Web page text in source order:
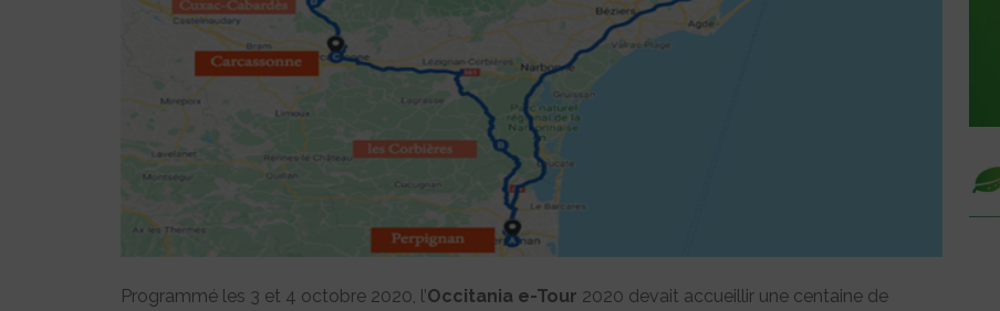
Programmé les 3 et 4 octobre 2020, l’Occitania e-Tour 2020 devait accueillir une centaine de